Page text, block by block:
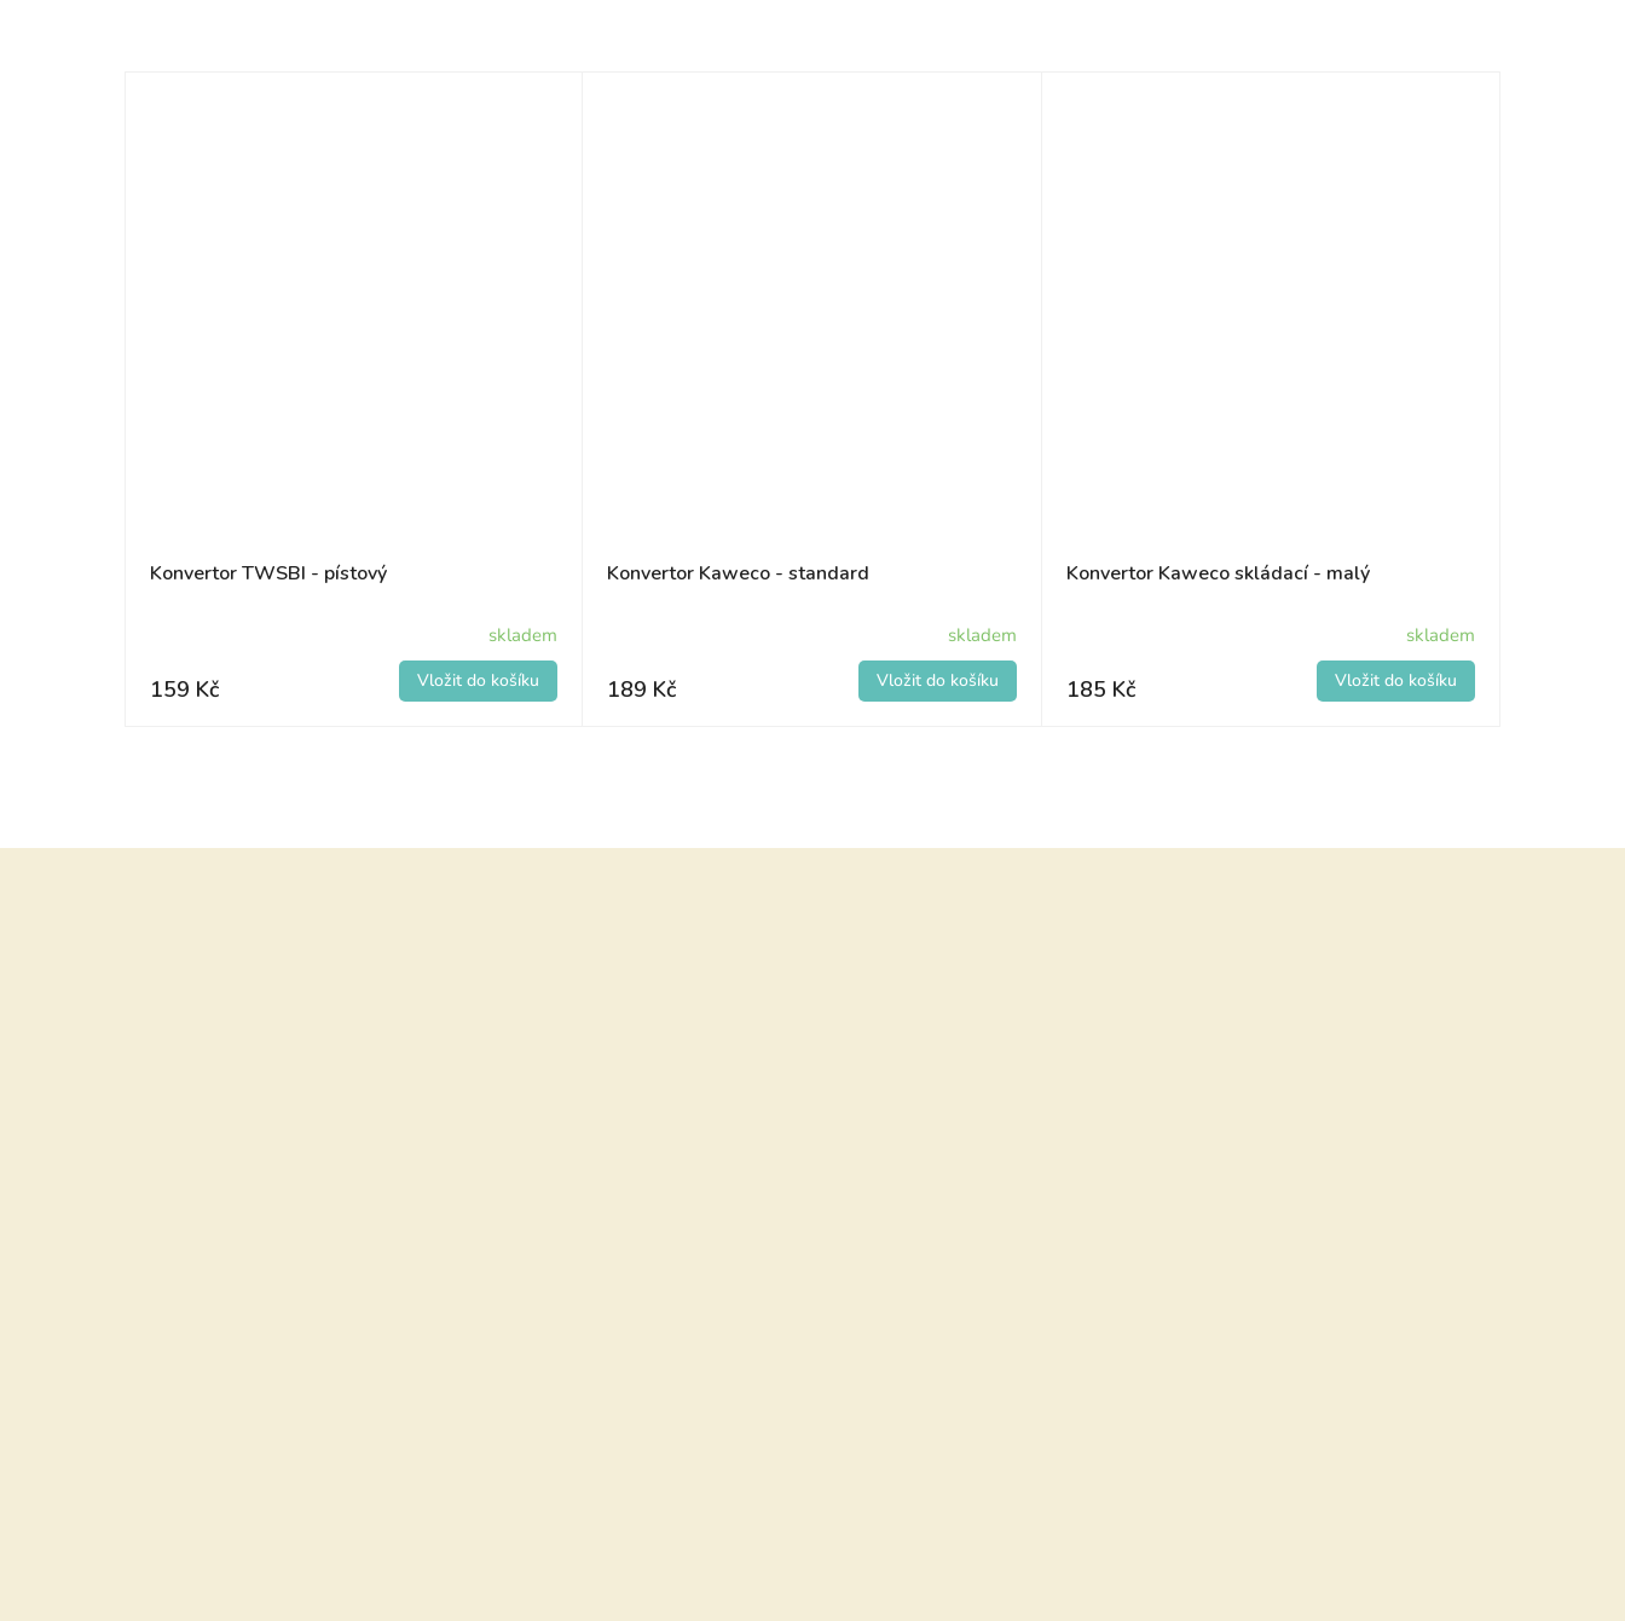
Konvertor TWSBI - pístový
skladem
159 Kč
Konvertor Kaweco - standard
skladem
189 Kč
Konvertor Kaweco skládací - malý
skladem
185 Kč